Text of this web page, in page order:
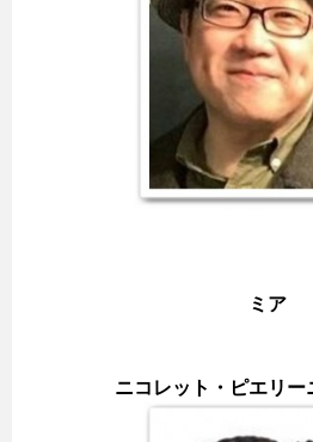
ミア
ニコレット・ピエリー